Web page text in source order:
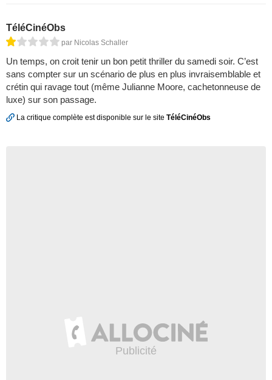
TéléCinéObs
par Nicolas Schaller
Un temps, on croit tenir un bon petit thriller du samedi soir. C’est
sans compter sur un scénario de plus en plus invraisemblable et
crétin qui ravage tout (même Julianne Moore, cachetonneuse de
luxe) sur son passage.
La critique complète est disponible sur le site TéléCinéObs